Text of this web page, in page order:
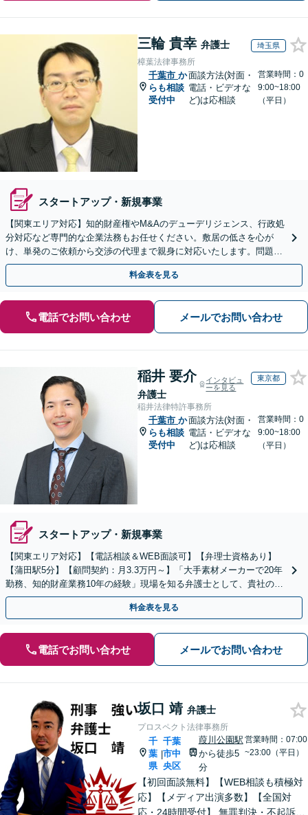
三輪 貴幸 弁護士 埼玉県
樟葉法律事務所
千葉市 か
らも相談
受付中
面談方法(対面・
電話・ビデオな
ど)は応相談
営業時間：0
9:00~18:00
（平日）
スタートアップ・新規事業
【関東エリア対応】知的財産権やM&Aのデューデリジェンス、行政処
分対応など専門的な企業法務もお任せください。敷居の低さを心が
け、単発のご依頼から交渉の代理まで親身に対応いたします。問題が
複雑化する前に気軽にご相談を【営業時間内初回相談無料】
料金表を見る
電話でお問い合わせ メールでお問い合わせ
稲井 要介
弁護士
インタビュ
ーを見る
東京都
稲井法律特許事務所
千葉市 か
らも相談
受付中
面談方法(対面・
電話・ビデオな
ど)は応相談
営業時間：0
9:00~18:00
（平日）
スタートアップ・新規事業
【関東エリア対応】【電話相談＆WEB面談可】【弁理士資格あり】
【蒲田駅5分】【顧問契約：月3.3万円～】「大手素材メーカーで20年
勤務、知的財産業務10年の経験」現場を知る弁護士として、貴社のビ
ジネスを法的側面から力強く支えます。
料金表を見る
電話でお問い合わせ メールでお問い合わせ
坂口 靖 弁護士
プロスペクト法律事務所
千
葉
県
|
千葉
市中
央区
葭川公園駅
から徒歩5
分
営業時間：07:00
~23:00（平日）
【初回面談無料】【WEB相談も積極対
応】【メディア出演多数】【全国対
応・24時間受付】 無罪判決・不起訴多